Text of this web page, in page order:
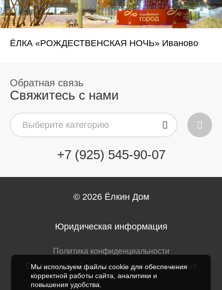
ЁЛКА «РОЖДЕСТВЕНСКАЯ НОЧЬ» Иваново
Свяжитесь с нами
Выберите категорию
+7 (925) 545-90-07
© 2026 Ёлкин Дом
Юридическая информация
Политика конфиденциальности
Согласие на обработку персональных данных
Мы используем файлы cookie для обеспечения
корректной работы сайта, аналитики и
повышения удобства.